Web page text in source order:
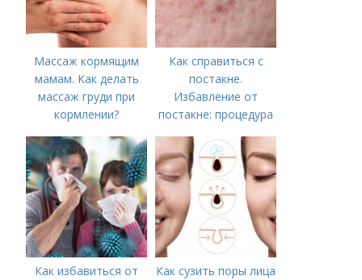
Массаж кормящим
мамам. Как делать
массаж груди при
кормлении?
Как справиться с
постакне.
Избавление от
постакне: процедура
Как избавиться от
Как сузить поры лица